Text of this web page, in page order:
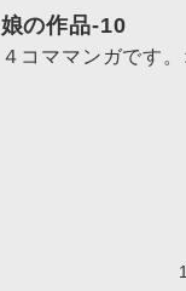
娘の作品-10
４コママンガです
1